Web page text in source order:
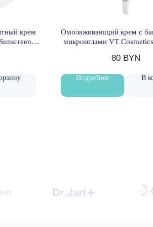
крем
Омолаживающий крем с
микроиглами VT
80 BYN
Подробнее В